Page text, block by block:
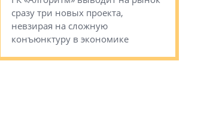
сразу три новых проекта,
невзирая на сложную
конъюнктуру в экономике